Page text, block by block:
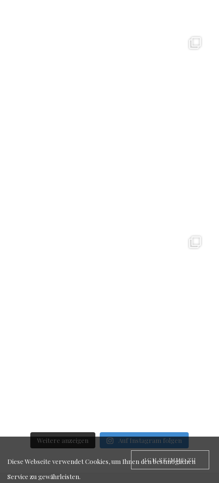
Weitere anzeigen Auf Instagram folgen
ICH STIMME ZU
Diese Webseite verwendet Cookies, um Ihnen den bestmöglichen
Service zu gewährleisten.